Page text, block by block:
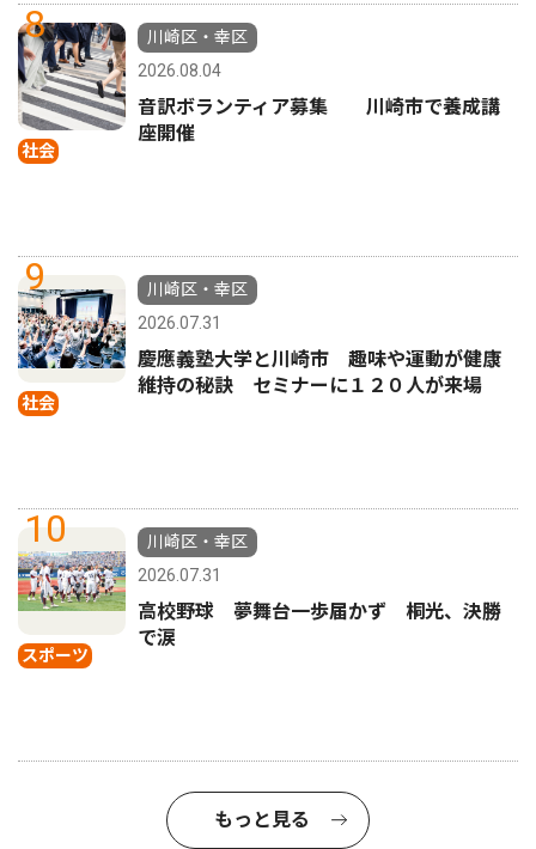
8
社会
川崎区・幸区
2026.08.04
音訳ボランティア募集 川崎市で養成講
座開催
9
社会
川崎区・幸区
2026.07.31
慶應義塾大学と川崎市 趣味や運動が健康
維持の秘訣 セミナーに１２０人が来場
10
スポーツ
川崎区・幸区
2026.07.31
高校野球 夢舞台一歩届かず 桐光、決勝
で涙
もっと見る